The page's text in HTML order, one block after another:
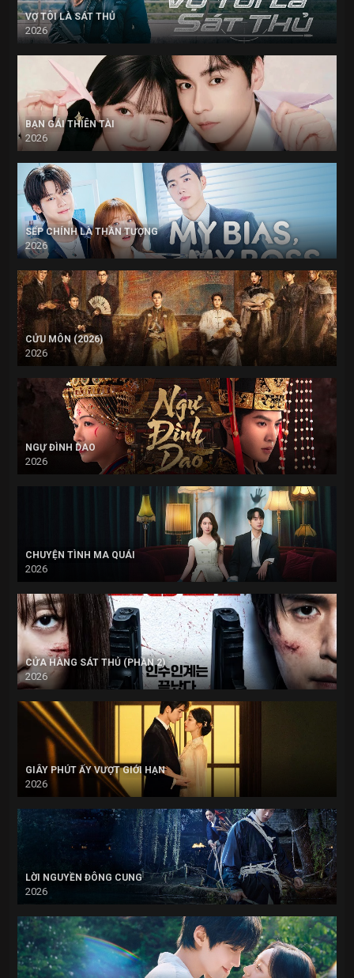
VỢ TÔI LÀ SÁT THỦ
2026
BẠN GÁI THIÊN TÀI
2026
SẾP CHÍNH LÀ THẦN TƯỢNG
2026
CỬU MÔN (2026)
2026
NGỰ ĐÌNH DAO
2026
CHUYỆN TÌNH MA QUÁI
2026
CỬA HÀNG SÁT THỦ (PHẦN 2)
2026
GIÂY PHÚT ẤY VƯỢT GIỚI HẠN
2026
LỜI NGUYỀN ĐÔNG CUNG
2026